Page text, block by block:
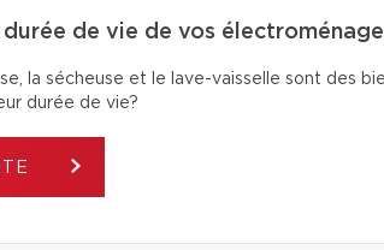
de vie de vos
la sécheuse et le lave-vaisselle sont des
durée de vie?